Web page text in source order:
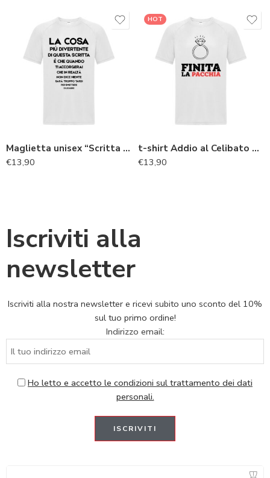
Maglietta unisex “Scritta divertente”
€13,90
HOT
t-shirt Addio al Celibato per lo sposo “finita la pacchia”
€13,90
Iscriviti alla
newsletter
Iscriviti alla nostra newsletter e ricevi subito uno sconto del 10%
sul tuo primo ordine!
Indirizzo email:
Ho letto e accetto le condizioni sul trattamento dei dati
personali.